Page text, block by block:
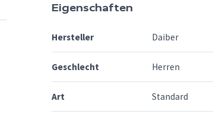
Eigenschaften
Hersteller Daiber
Geschlecht Herren
Art Standard